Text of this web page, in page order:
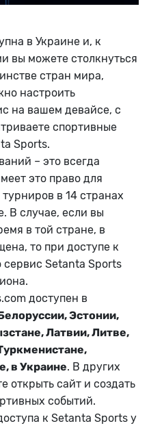
в Украине и, к
вы можете столкнуться
стран мира,
настроить
на вашем девайсе, с
спортивные
Sports.
– это всегда
это право для
в 14 странах
В случае, если вы
в той стране, в
то при доступе к
сервис Setanta Sports
доступен в
Эстонии,
Латвии, Литве,
в Украине. В других
открыть сайт и создать
событий.
к Setanta Sports у